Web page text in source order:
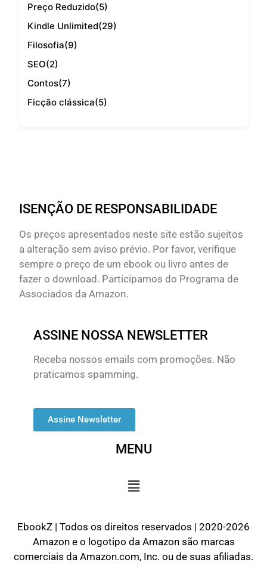
Preço Reduzido(5)
Kindle Unlimited(29)
Filosofia(9)
SEO(2)
Contos(7)
Ficção clássica(5)
ISENÇÃO DE RESPONSABILIDADE
Os preços apresentados neste site estão sujeitos
a alteração sem aviso prévio. Por favor, verifique
sempre o preço de um ebook ou livro antes de
fazer o download. Participamos do Programa de
Associados da Amazon.
ASSINE NOSSA NEWSLETTER
Receba nossos emails com promoções. Não
praticamos spamming.
Assine Newsletter
MENU
EbookZ | Todos os direitos reservados | 2020-2026
Amazon e o logotipo da Amazon são marcas
comerciais da Amazon.com, Inc. ou de suas afiliadas.